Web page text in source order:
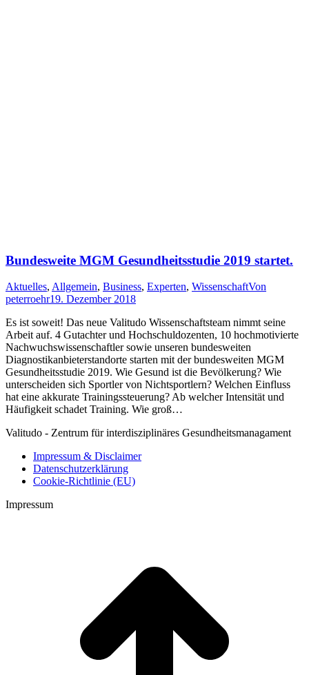
Bundesweite MGM Gesundheitsstudie 2019 startet.
Aktuelles, Allgemein, Business, Experten, WissenschaftVon
peterroehr19. Dezember 2018
Es ist soweit! Das neue Valitudo Wissenschaftsteam nimmt seine
Arbeit auf. 4 Gutachter und Hochschuldozenten, 10 hochmotivierte
Nachwuchswissenschaftler sowie unseren bundesweiten
Diagnostikanbieterstandorte starten mit der bundesweiten MGM
Gesundheitsstudie 2019. Wie Gesund ist die Bevölkerung? Wie
unterscheiden sich Sportler von Nichtsportlern? Welchen Einfluss
hat eine akkurate Trainingssteuerung? Ab welcher Intensität und
Häufigkeit schadet Training. Wie groß…
Valitudo - Zentrum für interdisziplinäres Gesundheitsmanagament
Impressum & Disclaimer
Datenschutzerklärung
Cookie-Richtlinie (EU)
Impressum